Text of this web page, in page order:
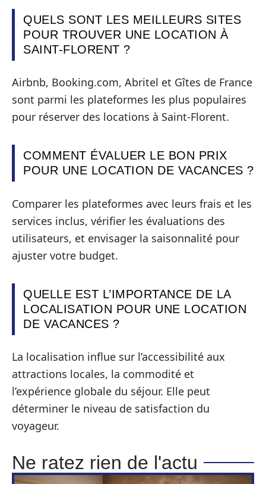
QUELS SONT LES MEILLEURS SITES
POUR TROUVER UNE LOCATION À
SAINT-FLORENT ?
Airbnb, Booking.com, Abritel et Gîtes de France
sont parmi les plateformes les plus populaires
pour réserver des locations à Saint-Florent.
COMMENT ÉVALUER LE BON PRIX
POUR UNE LOCATION DE VACANCES ?
Comparer les plateformes avec leurs frais et les
services inclus, vérifier les évaluations des
utilisateurs, et envisager la saisonnalité pour
ajuster votre budget.
QUELLE EST L’IMPORTANCE DE LA
LOCALISATION POUR UNE LOCATION
DE VACANCES ?
La localisation influe sur l’accessibilité aux
attractions locales, la commodité et
l’expérience globale du séjour. Elle peut
déterminer le niveau de satisfaction du
voyageur.
Ne ratez rien de l'actu